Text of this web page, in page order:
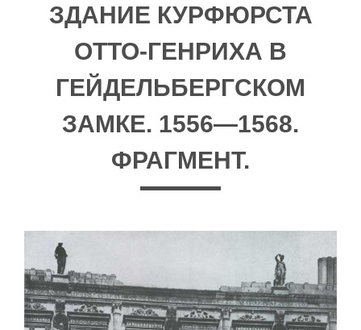
ЗДАНИЕ КУРФЮРСТА
ОТТО-ГЕНРИХА В
ГЕЙДЕЛЬБЕРГСКОМ
ЗАМКЕ. 1556—1568.
ФРАГМЕНТ.